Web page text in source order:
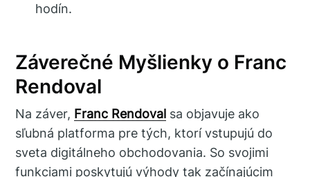
hodín.
Záverečné Myšlienky o Franc
Rendoval
Na záver, Franc Rendoval sa objavuje ako
sľubná platforma pre tých, ktorí vstupujú do
sveta digitálneho obchodovania. So svojimi
funkciami poskytujú výhody tak začínajúcim